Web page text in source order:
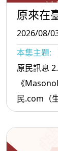
原來在
2026/08/
本集主題:
原民訊息 2. vuvu在唱歌（原民音樂）：漂流出口
《
民.com（